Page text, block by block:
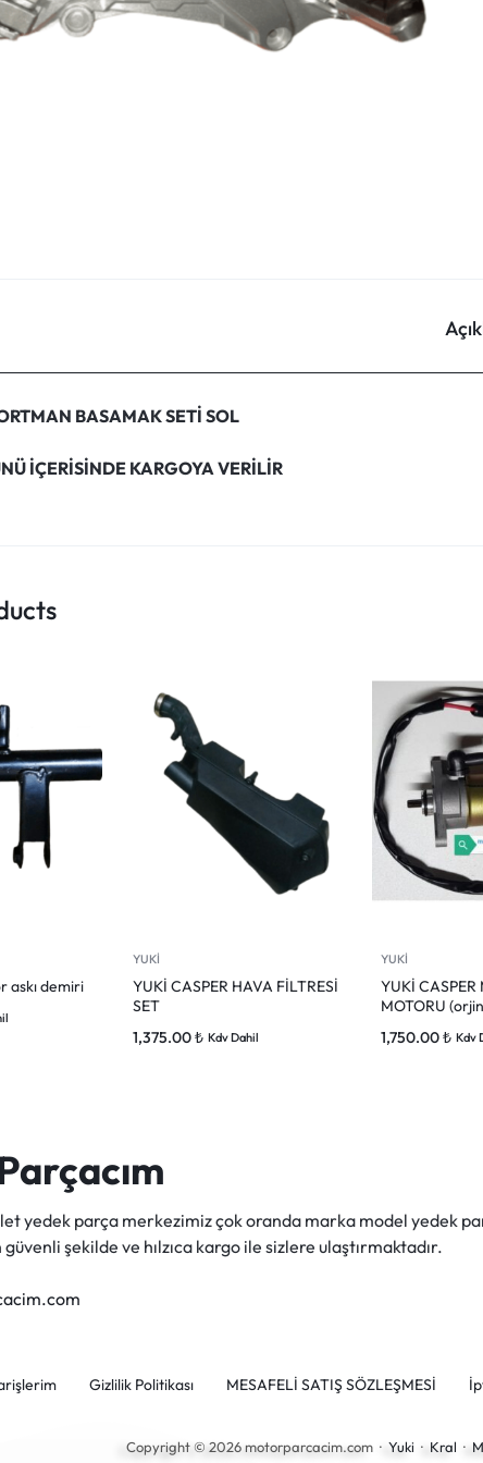
BASAMAK SETİ SOL
İÇERİSİNDE KARGOYA VERİLİR
askı demiri
YUKİ
YUKİ CASPER HAVA FİLTRESİ
SET
1,375.00₺ Kdv Dahil
YUKİ
YUKİ CASPER
MOTORU
1,750.00₺ Kdv
yedek parça merkezimiz çok oranda marka model yedek
şekilde ve hılzıca kargo ile sizlere ulaştırmaktadır.
Gizlilik Politikası MESAFELİ SATIŞ SÖZLEŞMESİ
Copyright © 2026 motorparcacim.com · Yuki · Kral ·